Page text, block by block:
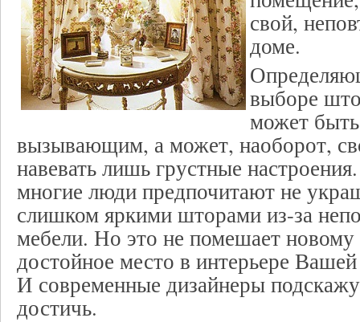
свой,
доме.
выборе
может
вызывающим, а может, наоборот,
навевать лишь грустные
многие люди предпочитают не
слишком яркими шторами из-за
мебели. Но это не помешает новому
достойное место в интерьере
И современные дизайнеры
достичь.